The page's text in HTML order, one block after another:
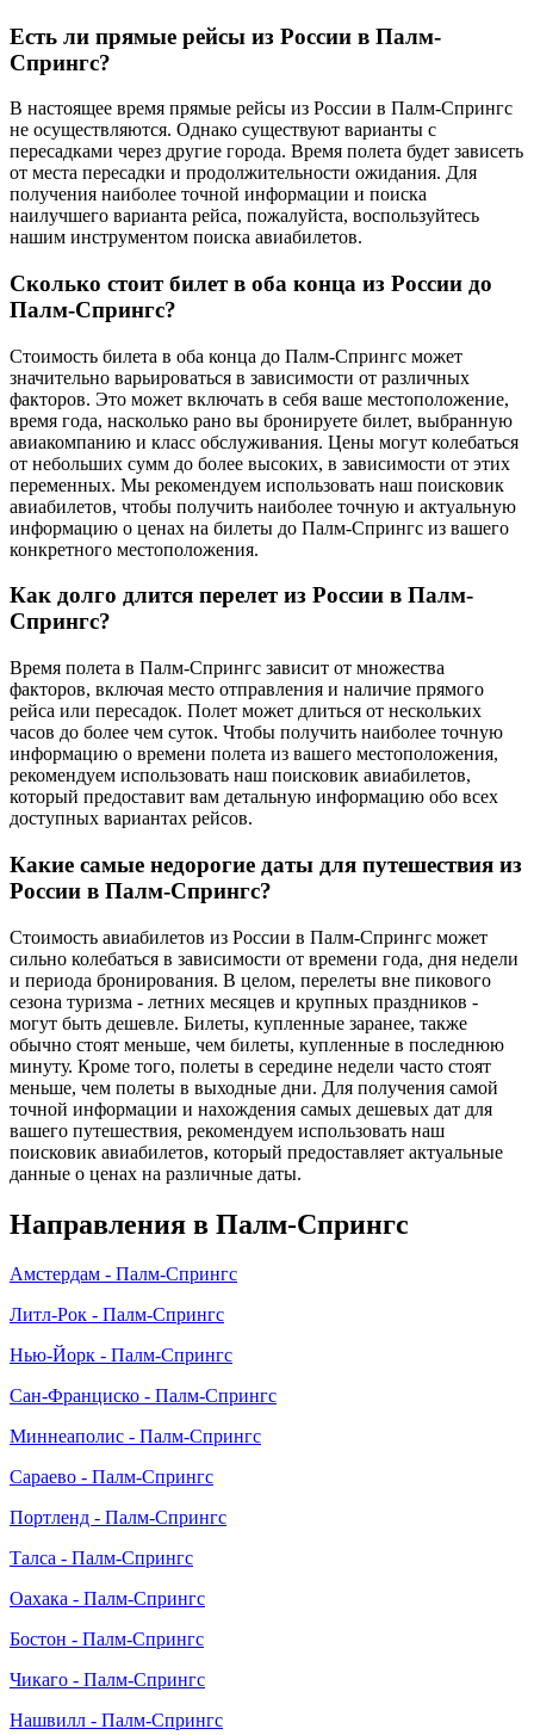
Есть ли прямые рейсы из России в Палм-
Спрингс?
В настоящее время прямые рейсы из России в Палм-Спрингс
не осуществляются. Однако существуют варианты с
пересадками через другие города. Время полета будет зависеть
от места пересадки и продолжительности ожидания. Для
получения наиболее точной информации и поиска
наилучшего варианта рейса, пожалуйста, воспользуйтесь
нашим инструментом поиска авиабилетов.
Сколько стоит билет в оба конца из России до
Палм-Спрингс?
Стоимость билета в оба конца до Палм-Спрингс может
значительно варьироваться в зависимости от различных
факторов. Это может включать в себя ваше местоположение,
время года, насколько рано вы бронируете билет, выбранную
авиакомпанию и класс обслуживания. Цены могут колебаться
от небольших сумм до более высоких, в зависимости от этих
переменных. Мы рекомендуем использовать наш поисковик
авиабилетов, чтобы получить наиболее точную и актуальную
информацию о ценах на билеты до Палм-Спрингс из вашего
конкретного местоположения.
Как долго длится перелет из России в Палм-
Спрингс?
Время полета в Палм-Спрингс зависит от множества
факторов, включая место отправления и наличие прямого
рейса или пересадок. Полет может длиться от нескольких
часов до более чем суток. Чтобы получить наиболее точную
информацию о времени полета из вашего местоположения,
рекомендуем использовать наш поисковик авиабилетов,
который предоставит вам детальную информацию обо всех
доступных вариантах рейсов.
Какие самые недорогие даты для путешествия из
России в Палм-Спрингс?
Стоимость авиабилетов из России в Палм-Спрингс может
сильно колебаться в зависимости от времени года, дня недели
и периода бронирования. В целом, перелеты вне пикового
сезона туризма - летних месяцев и крупных праздников -
могут быть дешевле. Билеты, купленные заранее, также
обычно стоят меньше, чем билеты, купленные в последнюю
минуту. Кроме того, полеты в середине недели часто стоят
меньше, чем полеты в выходные дни. Для получения самой
точной информации и нахождения самых дешевых дат для
вашего путешествия, рекомендуем использовать наш
поисковик авиабилетов, который предоставляет актуальные
данные о ценах на различные даты.
Направления в Палм-Спрингс
Амстердам - Палм-Спрингс
Литл-Рок - Палм-Спрингс
Нью-Йорк - Палм-Спрингс
Сан-Франциско - Палм-Спрингс
Миннеаполис - Палм-Спрингс
Сараево - Палм-Спрингс
Портленд - Палм-Спрингс
Талса - Палм-Спрингс
Оахака - Палм-Спрингс
Бостон - Палм-Спрингс
Чикаго - Палм-Спрингс
Нашвилл - Палм-Спрингс